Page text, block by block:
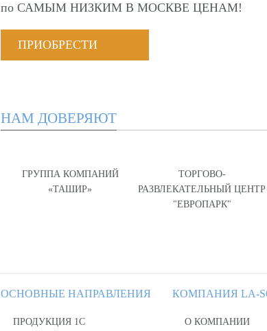
по САМЫМ НИЗКИМ В МОСКВЕ ЦЕНАМ!
ПРИОБРЕСТИ
НАМ ДОВЕРЯЮТ
ГРУППА КОМПАНИЙ
«ТАШИР»
ТОРГОВО-
РАЗВЛЕКАТЕЛЬНЫЙ ЦЕНТР
"ЕВРОПАРК"
ОСНОВНЫЕ НАПРАВЛЕНИЯ
ПРОДУКЦИЯ 1С
КОМПАНИЯ LA-
О КОМПАНИИ